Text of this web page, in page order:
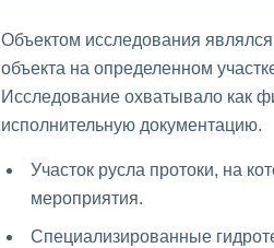
Объектом исследования
объекта на определенном
Исследование охватывало как
исполнительную документацию.
Участок русла протоки, на
мероприятия.
Специализированные